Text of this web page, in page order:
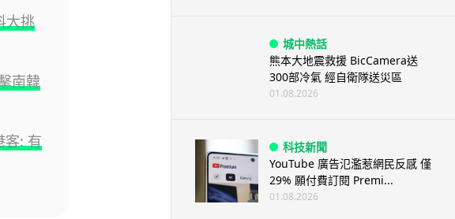
大挑
南韓
客: 有
城中熱話
熊本大地震救援 BicCamera送
300部冷氣 經自衛隊送災區
01.08.2026
科技新聞
YouTube 廣告氾濫惹網民反感 僅
29% 願付費訂閱 Premi...
01.08.2026